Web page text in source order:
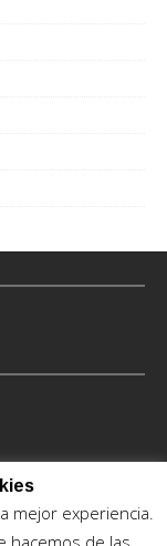
en vinilo at
mejor experiencia.
hacemos de las